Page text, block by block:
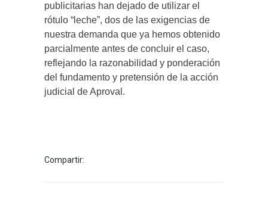
publicitarias han dejado de utilizar el
rótulo “leche”, dos de las exigencias de
nuestra demanda que ya hemos obtenido
parcialmente antes de concluir el caso,
reflejando la razonabilidad y ponderación
del fundamento y pretensión de la acción
judicial de Aproval.
Compartir: